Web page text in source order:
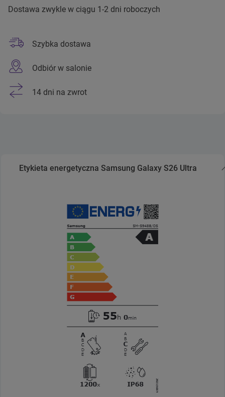
Dostawa zwykle w ciągu 1-2 dni roboczych
Szybka dostawa
Odbiór w salonie
14 dni na zwrot
Etykieta energetyczna Samsung Galaxy S26 Ultra
Zwiń sekcję Etykieta energetyczna Samsung Galaxy S26